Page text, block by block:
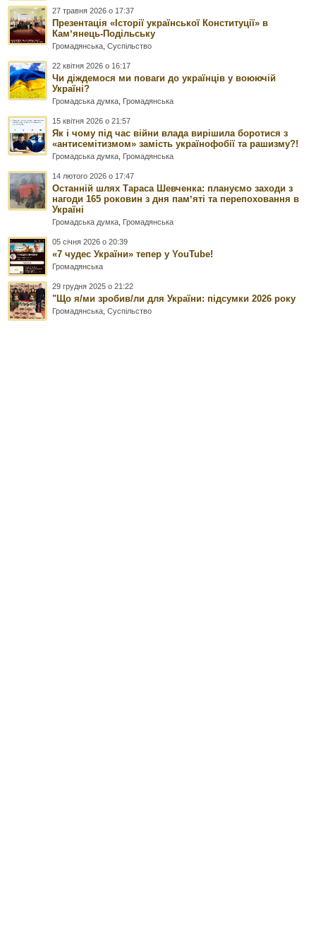
27 травня 2026 о 17:37
Презентація «Історії української Конституції» в
Камʼянець-Подільську
Громадянська ,Суспільство
22 квітня 2026 о 16:17
Чи діждемося ми поваги до українців у воюючій
Україні?
Громадська думка Громадянська
15 квітня 2026 о 21:57
Як і чому під час війни влада вирішила боротися з
«антисемітизмом» замість українофобії та рашизму?!
Громадська думка Громадянська
14 лютого 2026 о 17:47
Останній шлях Тараса Шевченка: плануємо заходи з
нагоди 165 роковин з дня памʼяті та перепоховання в
Україні
Громадська думка Громадянська
05 січня 2026 о 20:39
«7 чудес України» тепер у YouTube!
Громадянська
29 грудня 2025 о 21:22
"Що я/ми зробив/ли для України: підсумки 2026 року
Громадянська ,Суспільство